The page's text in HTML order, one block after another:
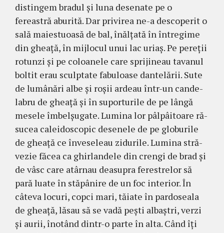
distingem bradul şi luna desenate pe o
fereastră aburită. Dar privirea ne-a descoperit o
sa­lă maiestuoasă de bal, înălţată în întregime
din ghea­ţă, în mijlocul unui lac uriaş. Pe pereţii
rotunzi şi pe co­loanele care sprijineau tava­nul
boltit erau sculp­tate fabu­loa­se dantelării. Sute
de lumânări albe şi roşii ardeau într-un can­de­
labru de gheaţă şi în supor­tu­rile de pe lângă
mesele îmbelşu­gate. Lumina lor pâlpâi­toa­re ră­
sucea caleidoscopic desenele de pe globurile
de gheaţă ce în­veseleau zidurile. Lumina stră­
vezie fă­cea ca ghirlandele din crengi de brad şi
de vâsc care atâr­nau deasupra ferestrelor să
pară luate în stăpânire de un foc interior. În
câteva locuri, copci mari, tăiate în pardoseala
de gheaţă, lăsau să se vadă peşti albaştri, verzi
şi aurii, înotând dintr-o parte în alta. Când îţi